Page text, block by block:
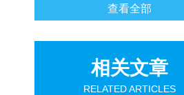
查看全部
相关文章
RELATED ARTICLES